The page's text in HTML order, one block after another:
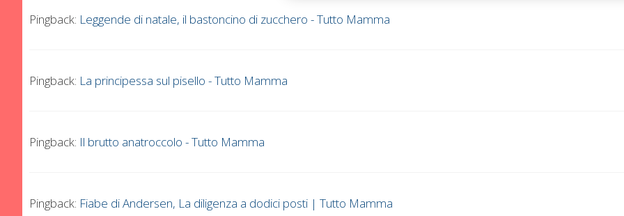
Pingback: Leggende di natale, il bastoncino di zucchero - Tutto Mamma
Pingback: La principessa sul pisello - Tutto Mamma
Pingback: Il brutto anatroccolo - Tutto Mamma
Pingback: Fiabe di Andersen, La diligenza a dodici posti | Tutto Mamma